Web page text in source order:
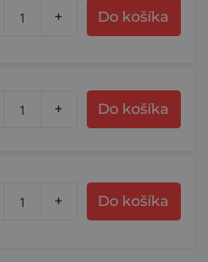
+ Do košíka
+ Do košíka
+ Do košíka